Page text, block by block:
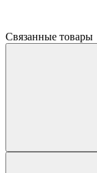
Связанные товары